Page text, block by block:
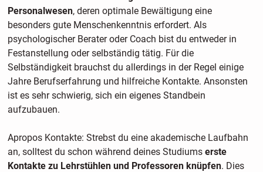
Personalwesen, deren optimale Bewältigung eine
besonders gute Menschenkenntnis erfordert. Als
psychologischer Berater oder Coach bist du entweder in
Festanstellung oder selbständig tätig. Für die
Selbständigkeit brauchst du allerdings in der Regel einige
Jahre Berufserfahrung und hilfreiche Kontakte. Ansonsten
ist es sehr schwierig, sich ein eigenes Standbein
aufzubauen.
Apropos Kontakte: Strebst du eine akademische Laufbahn
an, solltest du schon während deines Studiums erste
Kontakte zu Lehrstühlen und Professoren knüpfen. Dies